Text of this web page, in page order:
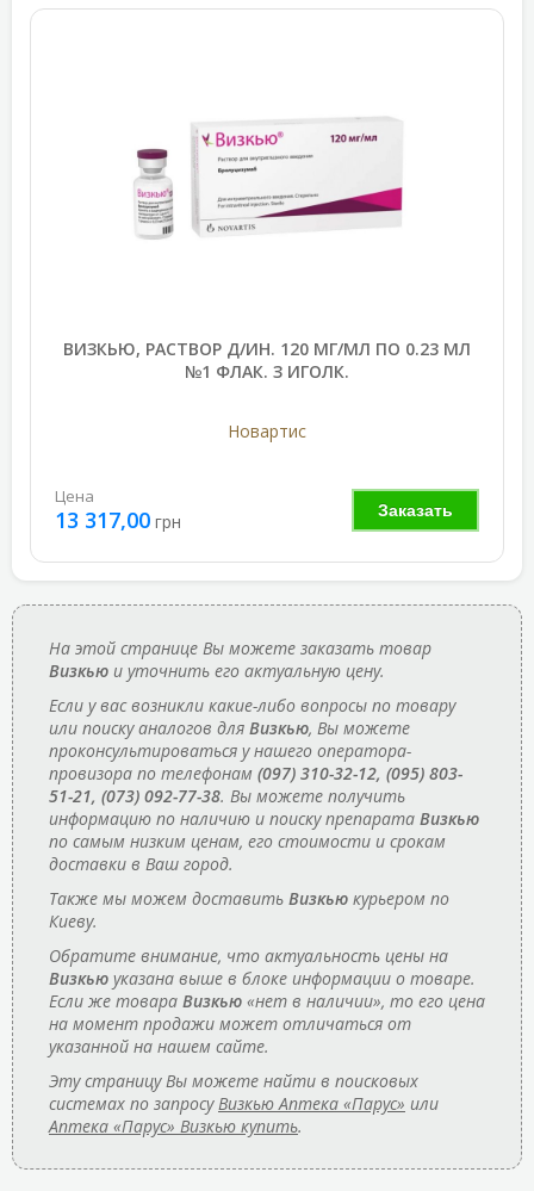
ВИЗКЬЮ, РАСТВОР Д/ИН. 120 МГ/МЛ ПО 0.23 МЛ
№1 ФЛАК. З ИГОЛК.
Новартис
Заказать
Цена
13 317,00 грн
На этой странице Вы можете заказать товар
Визкью и уточнить его актуальную цену.
Если у вас возникли какие-либо вопросы по товару
или поиску аналогов для Визкью, Вы можете
проконсультироваться у нашего оператора-
провизора по телефонам (097) 310-32-12, (095) 803-
51-21, (073) 092-77-38. Вы можете получить
информацию по наличию и поиску препарата Визкью
по самым низким ценам, его стоимости и срокам
доставки в Ваш город.
Также мы можем доставить Визкью курьером по
Киеву.
Обратите внимание, что актуальность цены на
Визкью указана выше в блоке информации о товаре.
Если же товара Визкью «нет в наличии», то его цена
на момент продажи может отличаться от
указанной на нашем сайте.
Эту страницу Вы можете найти в поисковых
системах по запросуВизкью Аптека «Парус» или
Аптека «Парус» Визкью купить.